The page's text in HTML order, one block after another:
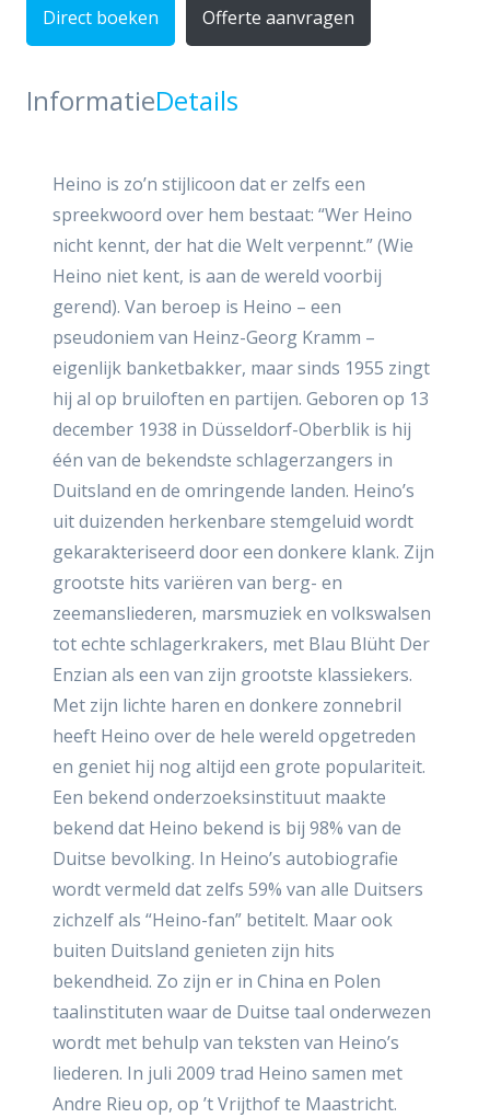
Direct boeken Offerte aanvragen
InformatieDetails
Heino is zo’n stijlicoon dat er zelfs een
spreekwoord over hem bestaat: “Wer Heino
nicht kennt, der hat die Welt verpennt.” (Wie
Heino niet kent, is aan de wereld voorbij
gerend). Van beroep is Heino – een
pseudoniem van Heinz-Georg Kramm –
eigenlijk banketbakker, maar sinds 1955 zingt
hij al op bruiloften en partijen. Geboren op 13
december 1938 in Düsseldorf-Oberblik is hij
één van de bekendste schlagerzangers in
Duitsland en de omringende landen. Heino’s
uit duizenden herkenbare stemgeluid wordt
gekarakteriseerd door een donkere klank. Zijn
grootste hits variëren van berg- en
zeemansliederen, marsmuziek en volkswalsen
tot echte schlagerkrakers, met Blau Blüht Der
Enzian als een van zijn grootste klassiekers.
Met zijn lichte haren en donkere zonnebril
heeft Heino over de hele wereld opgetreden
en geniet hij nog altijd een grote populariteit.
Een bekend onderzoeksinstituut maakte
bekend dat Heino bekend is bij 98% van de
Duitse bevolking. In Heino’s autobiografie
wordt vermeld dat zelfs 59% van alle Duitsers
zichzelf als “Heino-fan” betitelt. Maar ook
buiten Duitsland genieten zijn hits
bekendheid. Zo zijn er in China en Polen
taalinstituten waar de Duitse taal onderwezen
wordt met behulp van teksten van Heino’s
liederen. In juli 2009 trad Heino samen met
Andre Rieu op, op ’t Vrijthof te Maastricht.